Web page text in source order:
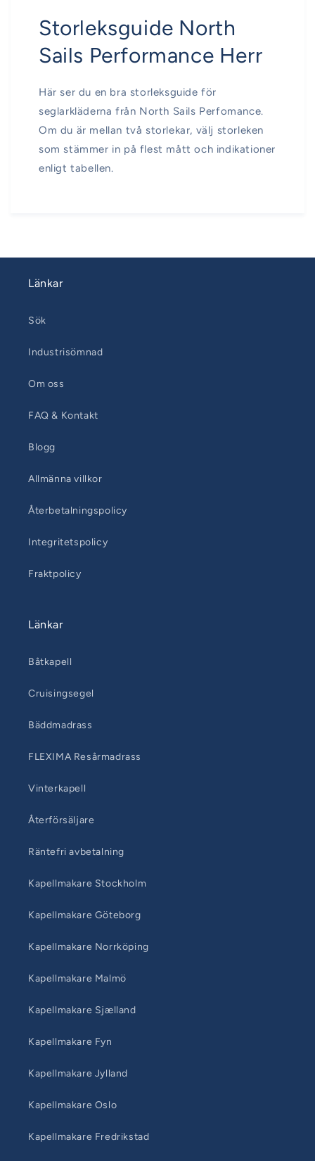
Storleksguide North
Sails Performance Herr
Här ser du en bra storleksguide för
seglarkläderna från North Sails Perfomance.
Om du är mellan två storlekar, välj storleken
som stämmer in på flest mått och indikationer
enligt tabellen.
Länkar
Sök
Industrisömnad
Om oss
FAQ & Kontakt
Blogg
Allmänna villkor
Återbetalningspolicy
Integritetspolicy
Fraktpolicy
Länkar
Båtkapell
Cruisingsegel
Bäddmadrass
FLEXIMA Resårmadrass
Vinterkapell
Återförsäljare
Räntefri avbetalning
Kapellmakare Stockholm
Kapellmakare Göteborg
Kapellmakare Norrköping
Kapellmakare Malmö
Kapellmakare Sjælland
Kapellmakare Fyn
Kapellmakare Jylland
Kapellmakare Oslo
Kapellmakare Fredrikstad